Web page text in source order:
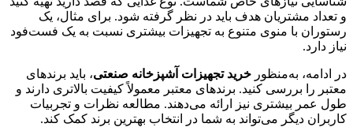
و تعداد مشتریان هدف باید در نظر گرفته شود. برای مثال، یک
رستوران با منوی متنوع به تجهیزات بیشتری نسبت به یک فست‌فود
نیاز دارد.
در ادامه، به‌منظور خرید تجهیزات آشپزخانه صنعتی، باید برندهای
معتبر را بررسی کنید. برندهای معتبر معمولاً کیفیت بالاتری دارند و
طول عمر بیشتری نیز ارائه می‌دهند. مطالعه نظرات و تجربیات
کاربران دیگر می‌تواند به شما در انتخاب بهترین برند کمک کند.